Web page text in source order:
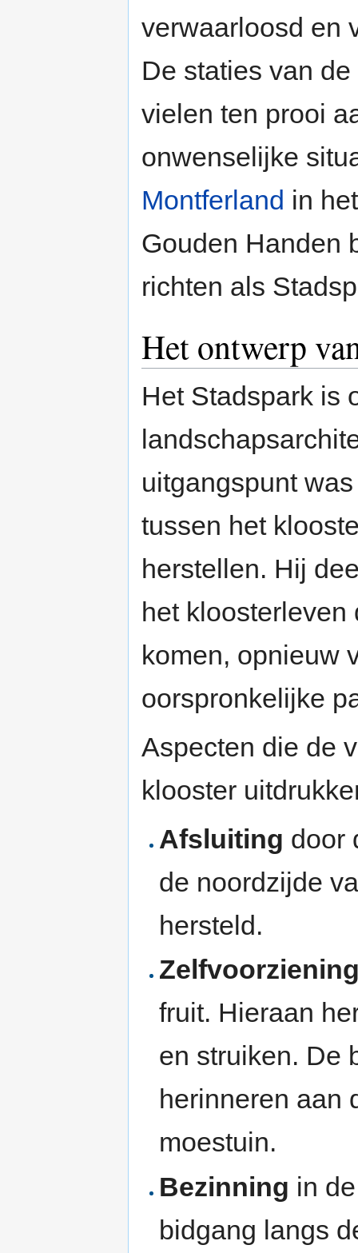
verwaarloosd en
De staties van
vielen ten prooi
onwenselijke
Montferland in
Gouden Handen
richten als
Het ontwerp
Het Stadspark is
uitgangspunt
tussen het
herstellen. Hij
het kloosterleven
komen, opnieuw
oorspronkelijke
Aspecten die de
klooster
Afsluiting door
de noordzijde
hersteld.
fruit. Hieraan
en struiken. De
herinneren aan
moestuin.
Bezinning in
bidgang langs